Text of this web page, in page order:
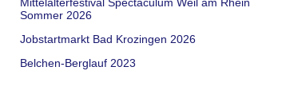
Sommer 2026
Jobstartmarkt Bad Krozingen 2026
Belchen-Berglauf 2023